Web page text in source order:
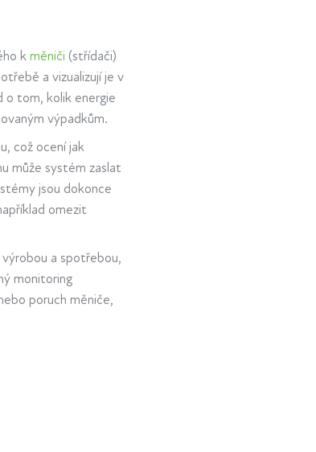
k měniči (střídači)
a vizualizují je v
o tom, kolik energie
výpadkům.
což ocení jak
může systém zaslat
jsou dokonce
omezit
a spotřebou,
monitoring
poruch měniče,